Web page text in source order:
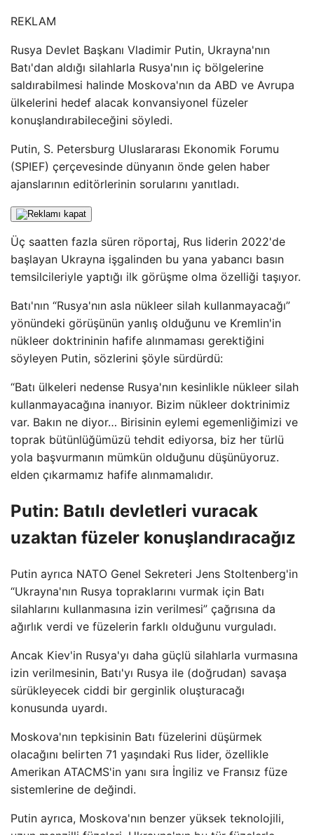
REKLAM
Rusya Devlet Başkanı Vladimir Putin, Ukrayna'nın
Batı'dan aldığı silahlarla Rusya'nın iç bölgelerine
saldırabilmesi halinde Moskova'nın da ABD ve Avrupa
ülkelerini hedef alacak konvansiyonel füzeler
konuşlandırabileceğini söyledi.
Putin, S. Petersburg Uluslararası Ekonomik Forumu
(SPIEF) çerçevesinde dünyanın önde gelen haber
ajanslarının editörlerinin sorularını yanıtladı.
Üç saatten fazla süren röportaj, Rus liderin 2022'de
başlayan Ukrayna işgalinden bu yana yabancı basın
temsilcileriyle yaptığı ilk görüşme olma özelliği taşıyor.
Batı'nın “Rusya'nın asla nükleer silah kullanmayacağı”
yönündeki görüşünün yanlış olduğunu ve Kremlin'in
nükleer doktrininin hafife alınmaması gerektiğini
söyleyen Putin, sözlerini şöyle sürdürdü:
“Batı ülkeleri nedense Rusya'nın kesinlikle nükleer silah
kullanmayacağına inanıyor. Bizim nükleer doktrinimiz
var. Bakın ne diyor… Birisinin eylemi egemenliğimizi ve
toprak bütünlüğümüzü tehdit ediyorsa, biz her türlü
yola başvurmanın mümkün olduğunu düşünüyoruz.
elden çıkarmamız hafife alınmamalıdır.
Putin: Batılı devletleri vuracak
uzaktan füzeler konuşlandıracağız
Putin ayrıca NATO Genel Sekreteri Jens Stoltenberg'in
“Ukrayna'nın Rusya topraklarını vurmak için Batı
silahlarını kullanmasına izin verilmesi” çağrısına da
ağırlık verdi ve füzelerin farklı olduğunu vurguladı.
Ancak Kiev'in Rusya'yı daha güçlü silahlarla vurmasına
izin verilmesinin, Batı'yı Rusya ile (doğrudan) savaşa
sürükleyecek ciddi bir gerginlik oluşturacağı
konusunda uyardı.
Moskova'nın tepkisinin Batı füzelerini düşürmek
olacağını belirten 71 yaşındaki Rus lider, özellikle
Amerikan ATACMS'in yanı sıra İngiliz ve Fransız füze
sistemlerine de değindi.
Putin ayrıca, Moskova'nın benzer yüksek teknolojili,